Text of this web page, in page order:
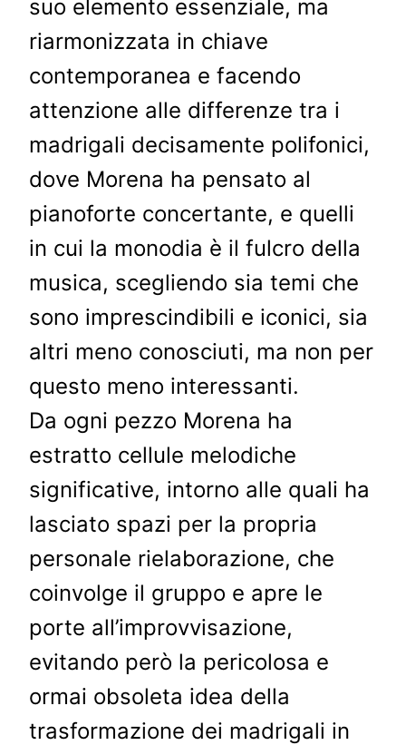
suo elemento essenziale, ma
riarmonizzata in chiave
contemporanea e facendo
attenzione alle differenze tra i
madrigali decisamente polifonici,
dove Morena ha pensato al
pianoforte concertante, e quelli
in cui la monodia è il fulcro della
musica, scegliendo sia temi che
sono imprescindibili e iconici, sia
altri meno conosciuti, ma non per
questo meno interessanti.
Da ogni pezzo Morena ha
estratto cellule melodiche
significative, intorno alle quali ha
lasciato spazi per la propria
personale rielaborazione, che
coinvolge il gruppo e apre le
porte all’improvvisazione,
evitando però la pericolosa e
ormai obsoleta idea della
trasformazione dei madrigali in